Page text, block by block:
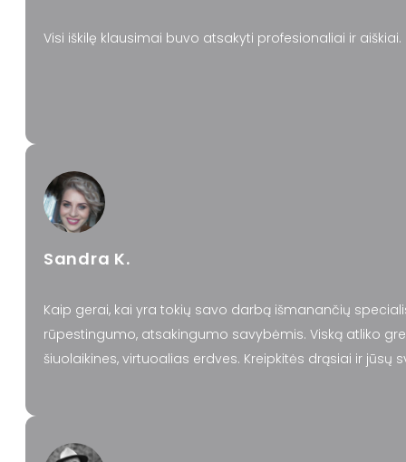
Visi iškilę klausimai buvo atsakyti profesionaliai ir
Sandra K.
Kaip gerai, kai yra tokių savo darbą išmanančių
rūpestingumo, atsakingumo savybėmis. Viską atliko
šiuolaikines, virtuoalias erdves. Kreipkitės drąsiai ir jūsų